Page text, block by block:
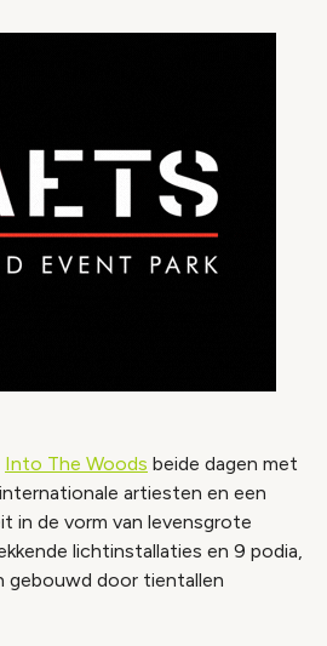
Into The Woods beide dagen met
artiesten en een
in de vorm van levensgrote
lichtinstallaties en 9 podia,
gebouwd door tientallen